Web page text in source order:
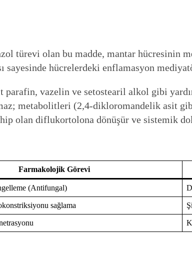
türevi olan bu madde, mantar hücresinin
sayesinde hücrelerdeki enflamasyon
parafin, vazelin ve setostearil alkol gibi
metabolitleri (2,4-dikloromandelik asit
olan diflukortolona dönüşür ve sistemik
Farmakolojik Görevi
(Antifungal)
sağlama